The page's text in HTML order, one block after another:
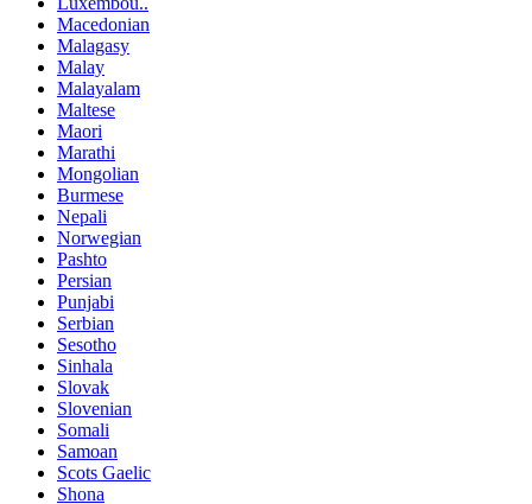
Macedonian
Malagasy
Malay
Malayalam
Maltese
Maori
Marathi
Mongolian
Burmese
Nepali
Norwegian
Pashto
Persian
Punjabi
Serbian
Sesotho
Sinhala
Slovak
Slovenian
Somali
Samoan
Scots Gaelic
Shona